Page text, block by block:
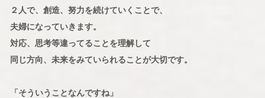
２人で、創造、努力を続けていくことで、
夫婦になっていきます。
対応、思考等違ってることを理解して
同じ方向、未来をみていられることが大切です。
「そういうことなんですね」